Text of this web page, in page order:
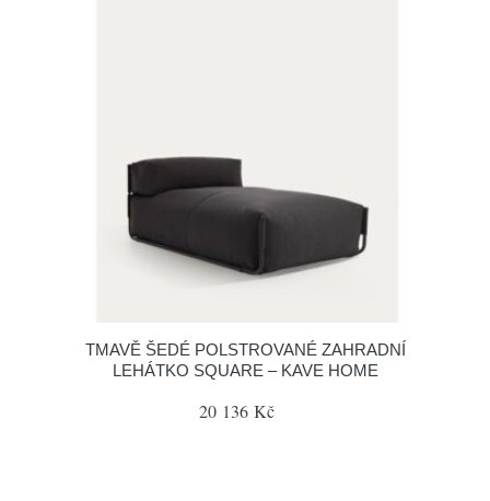
TMAVĚ ŠEDÉ POLSTROVANÉ ZAHRADNÍ
LEHÁTKO SQUARE – KAVE HOME
20 136 Kč